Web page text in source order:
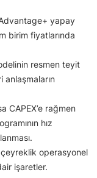
yapay
birim fiyatlarında
resmen teyit
CAPEX’e rağmen
hız
operasyonel
işaretler.